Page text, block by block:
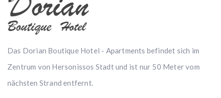
Das Dorian Boutique Hotel - Apartments befindet sich im
Zentrum von Hersonissos Stadt und ist nur 50 Meter vom
nächsten Strand entfernt.